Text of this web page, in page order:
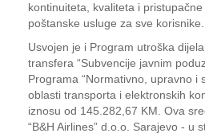
kontinuiteta, kvaliteta i
poštanske usluge za sve korisnike.
Usvojen je i Program utroška
transfera “Subvencije javnim
Programa “Normativno, upravno i
oblasti transporta i elektronskih
iznosu od 145.282,67 KM. Ova
“B&H Airlines” d.o.o. Sarajevo - u